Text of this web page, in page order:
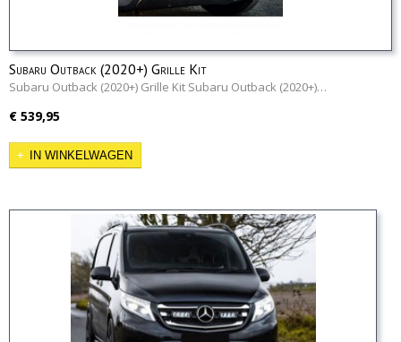
Subaru Outback (2020+) Grille Kit
Subaru Outback (2020+) Grille Kit Subaru Outback (2020+)…
€ 539,95
IN WINKELWAGEN